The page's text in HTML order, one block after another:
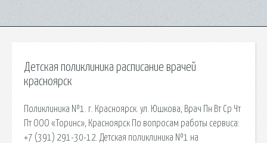
Детская поликлиника расписание врачей
красноярск
Поликлиника №1. г. Красноярск. ул. Юшкова, Врач Пн Вт Ср Чт
Пт ООО «Торинс», Красноярск По вопросам работы сервиса:
+7 (391) 291-30-12. Детская поликлиника №1 на